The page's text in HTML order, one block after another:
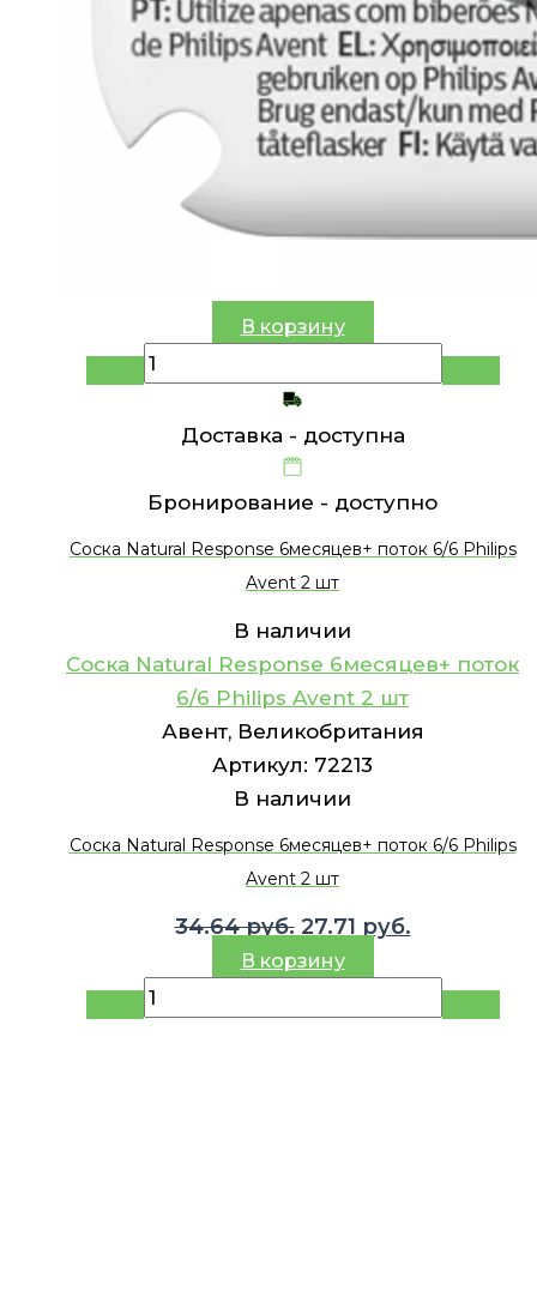
В корзину
Доставка - доступна
Бронирование - доступно
Соска Natural Response 6месяцев+ поток 6/6 Philips
Avent 2 шт
В наличии
Соска Natural Response 6месяцев+ поток
6/6 Philips Avent 2 шт
Авент, Великобритания
Артикул: 72213
В наличии
Соска Natural Response 6месяцев+ поток 6/6 Philips
Avent 2 шт
34.64руб. Первоначальная
цена
34.64 руб..
27.71 руб.Текущая
27.71 руб..
В корзину